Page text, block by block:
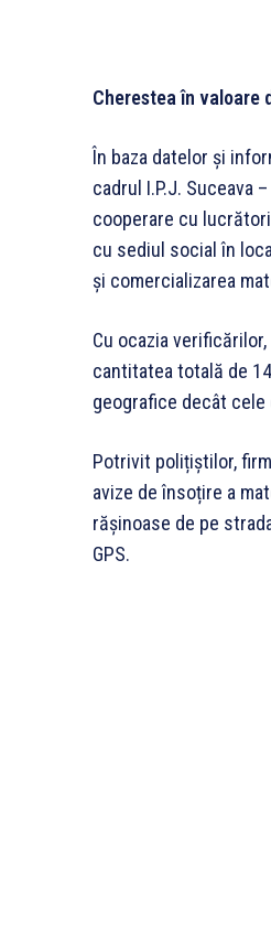
Cherestea în valoare
În baza datelor şi
cadrul I.P.J. Suceava
cooperare cu
cu sediul social în
şi comercializarea
Cu ocazia
cantitatea totală de
geografice decât
Potrivit polițiștilor,
avize de însoțire a
rășinoase de pe
GPS.